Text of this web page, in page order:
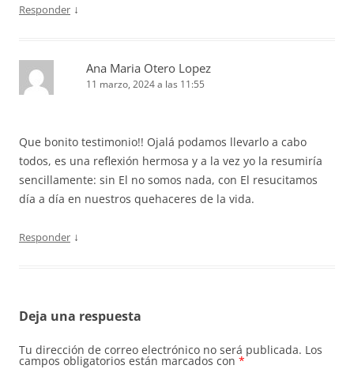
Responder ↓
Ana Maria Otero Lopez
11 marzo, 2024 a las 11:55
Que bonito testimonio!! Ojalá podamos llevarlo a cabo
todos, es una reflexión hermosa y a la vez yo la resumiría
sencillamente: sin El no somos nada, con El resucitamos
día a día en nuestros quehaceres de la vida.
Responder ↓
Deja una respuesta
Tu dirección de correo electrónico no será publicada. Los
campos obligatorios están marcados con *